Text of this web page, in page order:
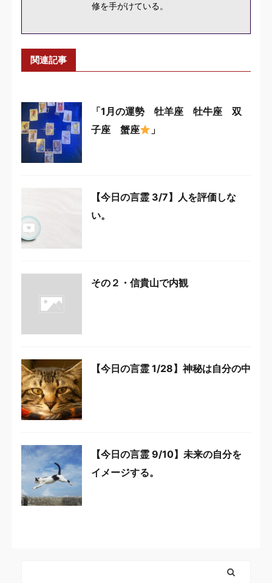
修を手がけている。
関連記事
「1月の運勢 牡羊座 牡牛座 双
子座 蟹座
」
【今日の言霊 3/7】人を評価しな
い。
その２・信貴山で内観
【今日の言霊 1/28】神秘は自分の中
【今日の言霊 9/10】未来の自分を
イメージする。